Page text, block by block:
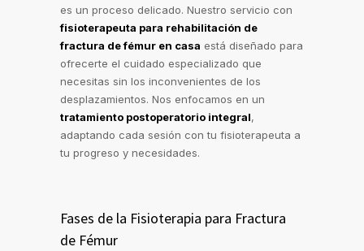
es un proceso delicado. Nuestro servicio con
fisioterapeuta para rehabilitación de
fractura de fémur en casa está diseñado para
ofrecerte el cuidado especializado que
necesitas sin los inconvenientes de los
desplazamientos. Nos enfocamos en un
tratamiento postoperatorio integral,
adaptando cada sesión con tu fisioterapeuta a
tu progreso y necesidades.
Fases de la Fisioterapia para Fractura
de Fémur